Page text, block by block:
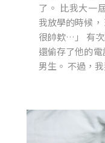
了。 比我大一
我放學的時候
很帥欸…」 有
還偷存了他的
男生。 不過，